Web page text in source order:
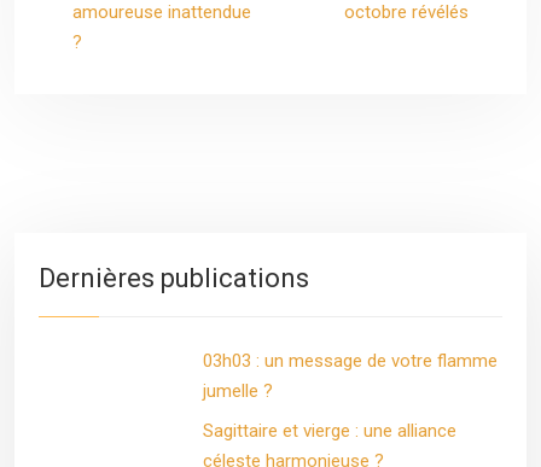
amoureuse inattendue
?
octobre révélés
Dernières publications
03h03 : un message de votre flamme
jumelle ?
Sagittaire et vierge : une alliance
céleste harmonieuse ?